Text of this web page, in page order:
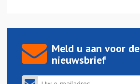
Meld u aan voor de
nieuwsbrief